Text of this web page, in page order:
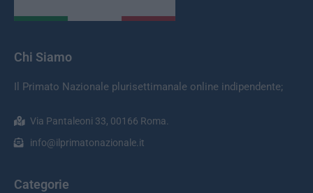
Chi Siamo
Il Primato Nazionale plurisettimanale online indipendente;
Via Pantaleoni 33, 00166 Roma.
info@ilprimatonazionale.it
Categorie